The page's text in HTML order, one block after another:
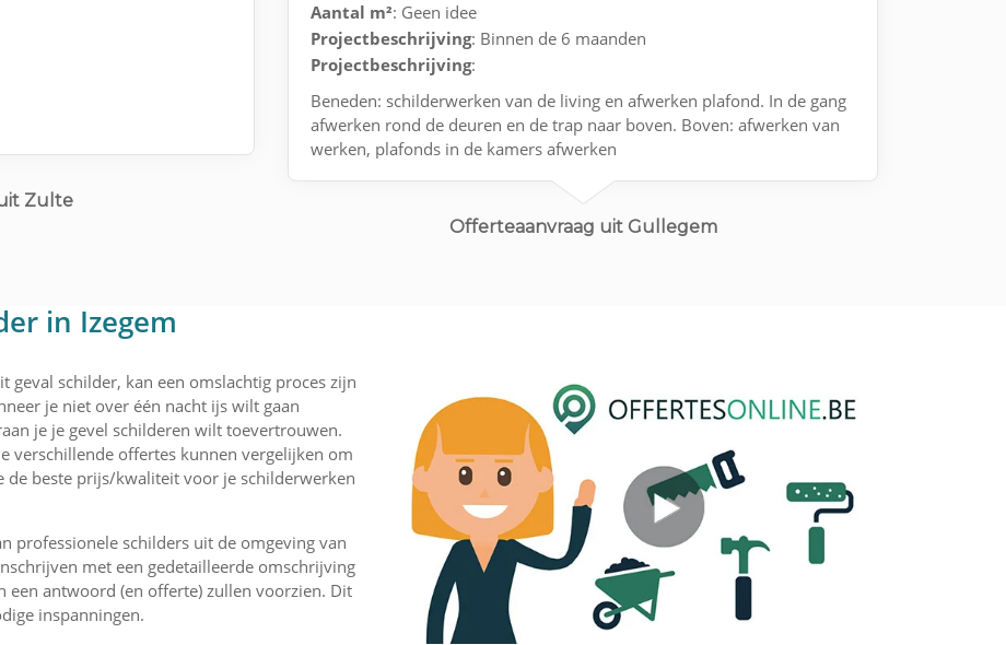
Zulte
Aantal m²: Geen idee
Projectbeschrijving: Binnen de 6 maanden
Projectbeschrijving:
Beneden: schilderwerken van de living en afwerken plafond. In de gang
afwerken rond de deuren en de trap naar boven. Boven: afwerken van
werken, plafonds in de kamers afwerken
Offerteaanvraag uit Gullegem
in Izegem
geval schilder, kan een omslachtig proces zijn
je niet over één nacht ijs wilt gaan
je je gevel schilderen wilt toevertrouwen.
verschillende offertes kunnen vergelijken om
beste prijs/kwaliteit voor je schilderwerken
professionele schilders uit de omgeving van
met een gedetailleerde omschrijving
antwoord (en offerte) zullen voorzien. Dit
inspanningen.